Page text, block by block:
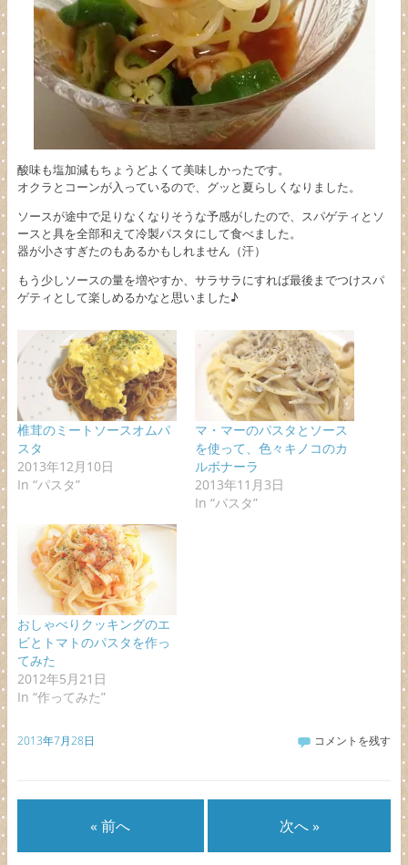
酸味も塩加減もちょうどよくて美味しかったです。
オクラとコーンが入っているので、グッと夏らしくなりました。
ソースが途中で足りなくなりそうな予感がしたので、スパゲティとソ
ースと具を全部和えて冷製パスタにして食べました。
器が小さすぎたのもあるかもしれません（汗）
もう少しソースの量を増やすか、サラサラにすれば最後までつけスパ
ゲティとして楽しめるかなと思いました♪
椎茸のミートソースオムパ
スタ
2013年12月10日
In “パスタ”
マ・マーのパスタとソース
を使って、色々キノコのカ
ルボナーラ
2013年11月3日
In “パスタ”
おしゃべりクッキングのエ
ビとトマトのパスタを作っ
てみた
2012年5月21日
In “作ってみた”
2013年7月28日 コメントを残す
« 前へ 次へ »